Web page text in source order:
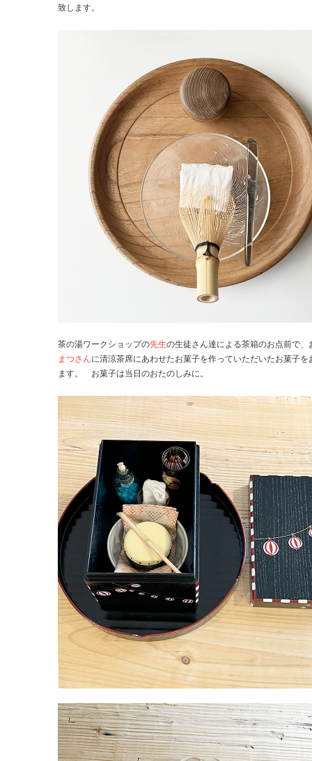
致します。
茶の湯ワークショップの先生の生徒さん達による茶箱のお点前で、
まつさんに清涼茶席にあわせたお菓子を作っていただいたお菓子を
ます。 お菓子は当日のおたのしみに。